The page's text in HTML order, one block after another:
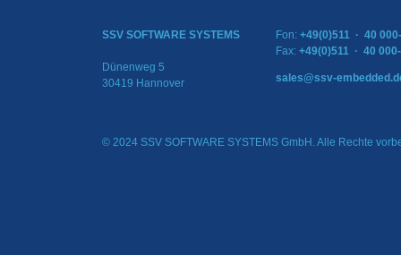
SSV SOFTWARE SYSTEMS
Dünenweg 5
30419 Hannover
Fon: +49(0)511 · 40
Fax: +49(0)511 · 40
sales@ssv-
© 2024 SSV SOFTWARE SYSTEMS GmbH. Alle Rechte